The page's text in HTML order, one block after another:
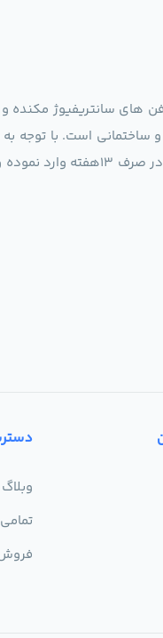
های سانتریفیوژ مکنده
است. با توجه به
مجموعه ما در نظر دارد کالاهای
وبلاگ